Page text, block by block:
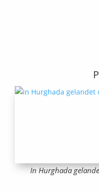
In Hurghada